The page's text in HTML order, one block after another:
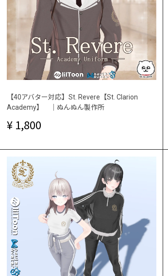
【40アバター対応】St. Revere【St. Clarion
Academy】 ｜ぬんぬん製作所
1,800